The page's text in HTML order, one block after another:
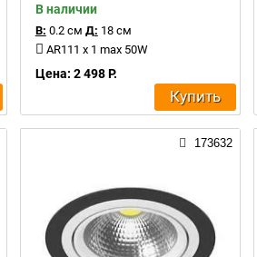
В наличии
В: 0.2 см Д: 18 см
AR111 x 1 max 50W
Цена: 2 498 Р.
Купить
173632